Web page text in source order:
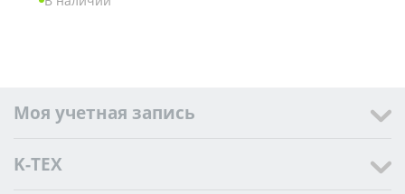
Моя учетная запись
K-TEX